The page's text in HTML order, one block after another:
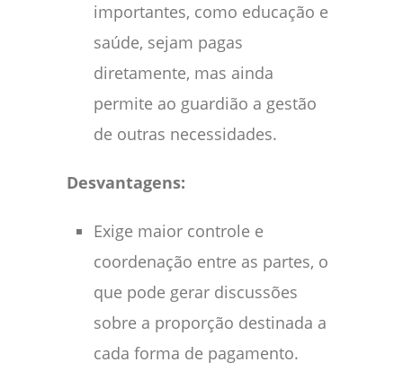
importantes, como educação e
saúde, sejam pagas
diretamente, mas ainda
permite ao guardião a gestão
de outras necessidades.
Desvantagens:
Exige maior controle e
coordenação entre as partes, o
que pode gerar discussões
sobre a proporção destinada a
cada forma de pagamento.